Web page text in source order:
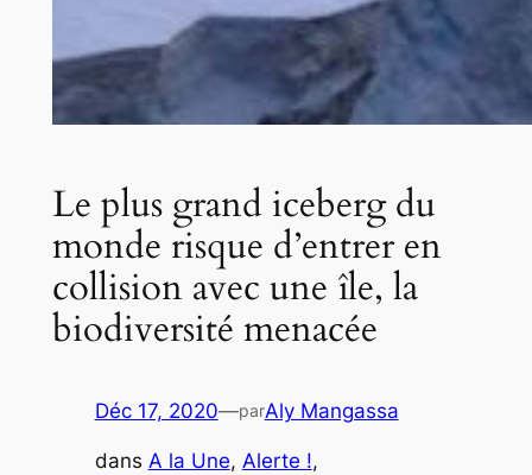
Le plus grand iceberg du
monde risque d’entrer en
collision avec une île, la
biodiversité menacée
Déc 17, 2020—parAly Mangassa
dans A la Une, Alerte !